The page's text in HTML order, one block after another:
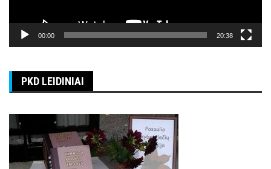
00:00 20:38
PKD LEIDINIAI